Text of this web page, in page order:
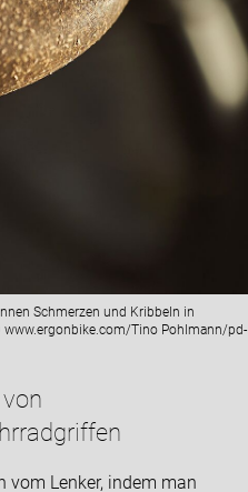
Schmerzen und Kribbeln in
Tino Pohlmann/pd-
vom Lenker, indem man